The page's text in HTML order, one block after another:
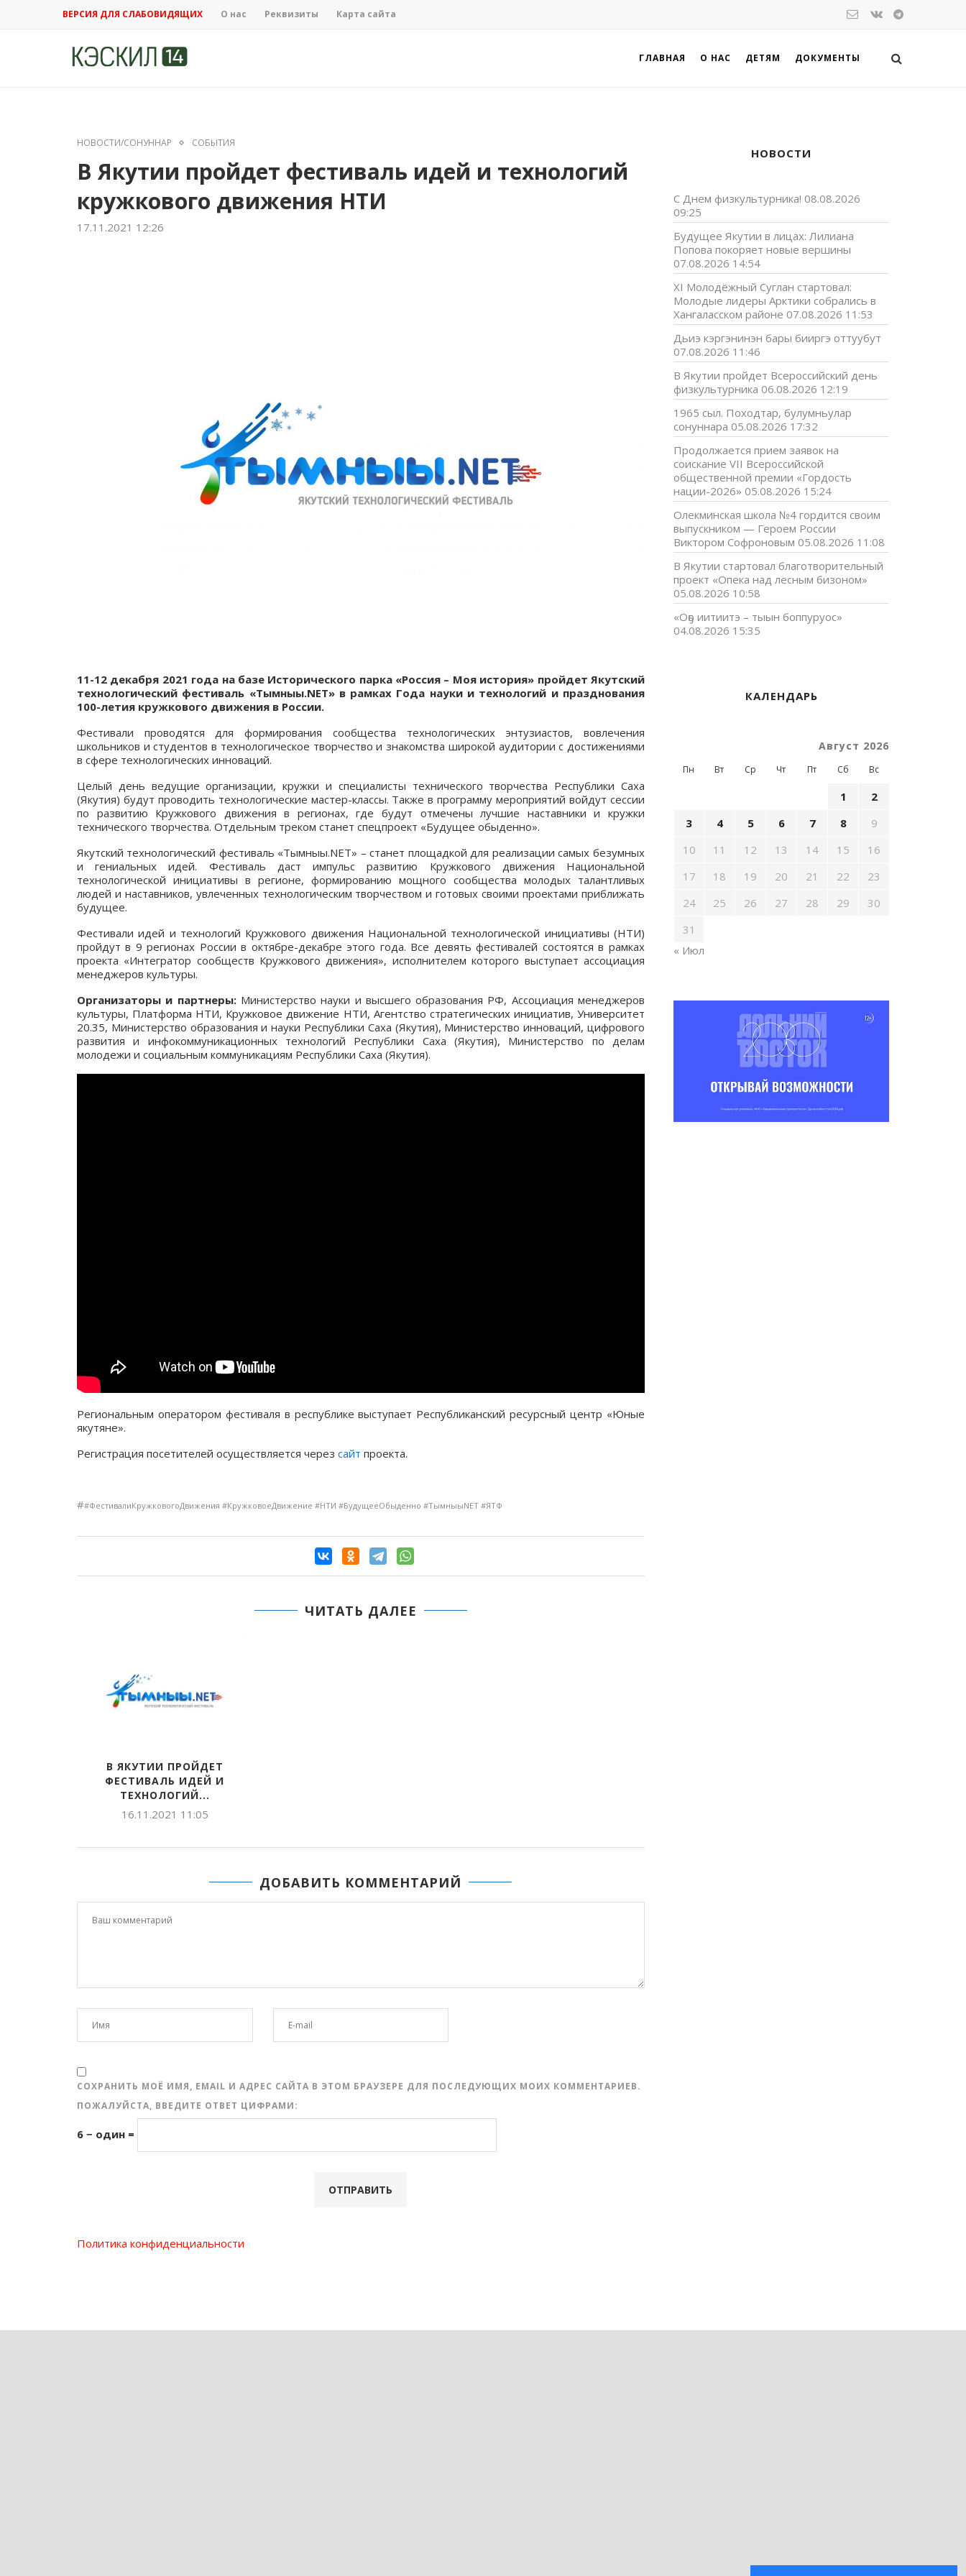
ВЕРСИЯ ДЛЯ СЛАБОВИДЯЩИХ О нас Реквизиты Карта сайта
ГЛАВНАЯ О НАС ДЕТЯМ ДОКУМЕНТЫ
НОВОСТИ/СОНУННАР СОБЫТИЯ
В Якутии пройдет фестиваль идей и технологий
кружкового движения НТИ
17.11.2021 12:26
11-12 декабря 2021 года на базе Исторического парка «Россия – Моя история» пройдет Якутский
технологический фестиваль «Тымныы.NET» в рамках Года науки и технологий и празднования
100-летия кружкового движения в России.
Фестивали проводятся для формирования сообщества технологических энтузиастов, вовлечения
школьников и студентов в технологическое творчество и знакомства широкой аудитории с достижениями
в сфере технологических инноваций.
Целый день ведущие организации, кружки и специалисты технического творчества Республики Саха
(Якутия) будут проводить технологические мастер-классы. Также в программу мероприятий войдут сессии
по развитию Кружкового движения в регионах, где будут отмечены лучшие наставники и кружки
технического творчества. Отдельным треком станет спецпроект «Будущее обыденно».
Якутский технологический фестиваль «Тымныы.NET» – станет площадкой для реализации самых безумных
и гениальных идей. Фестиваль даст импульс развитию Кружкового движения Национальной
технологической инициативы в регионе, формированию мощного сообщества молодых талантливых
людей и наставников, увлеченных технологическим творчеством и готовых своими проектами приближать
будущее.
Фестивали идей и технологий Кружкового движения Национальной технологической инициативы (НТИ)
пройдут в 9 регионах России в октябре-декабре этого года. Все девять фестивалей состоятся в рамках
проекта «Интегратор сообществ Кружкового движения», исполнителем которого выступает ассоциация
менеджеров культуры.
Организаторы и партнеры:Министерство науки и высшего образования РФ, Ассоциация менеджеров
культуры, Платформа НТИ, Кружковое движение НТИ, Агентство стратегических инициатив, Университет
20.35, Министерство образования и науки Республики Саха (Якутия), Министерство инноваций, цифрового
развития и инфокоммуникационных технологий Республики Саха (Якутия), Министерство по делам
молодежи и социальным коммуникациям Республики Саха (Якутия).
Региональным оператором фестиваля в республике выступает Республиканский ресурсный центр «Юные
якутяне».
Регистрация посетителей осуществляется через сайт проекта.
##ФестивалиКружковогоДвижения #КружковоеДвижение #НТИ #БудущееОбыденно #ТымныыNET #ЯТФ
ЧИТАТЬ ДАЛЕЕ
В ЯКУТИИ ПРОЙДЕТ
ФЕСТИВАЛЬ ИДЕЙ И
ТЕХНОЛОГИЙ...
16.11.2021 11:05
ДОБАВИТЬ КОММЕНТАРИЙ
СОХРАНИТЬ МОЁ ИМЯ, EMAIL И АДРЕС САЙТА В ЭТОМ БРАУЗЕРЕ ДЛЯ ПОСЛЕДУЮЩИХ МОИХ КОММЕНТАРИЕВ.
ПОЖАЛУЙСТА, ВВЕДИТЕ ОТВЕТ ЦИФРАМИ:
6 − один =
Политика конфиденциальности
НОВОСТИ
С Днем физкультурника! 08.08.2026
09:25
Будущее Якутии в лицах: Лилиана
Попова покоряет новые вершины
07.08.2026 14:54
XI Молодёжный Суглан стартовал:
Молодые лидеры Арктики собрались в
Хангаласском районе 07.08.2026 11:53
Дьиэ кэргэнинэн бары бииргэ оттуубут
07.08.2026 11:46
В Якутии пройдет Всероссийский день
физкультурника 06.08.2026 12:19
1965 сыл. Походтар, булумньулар
сонуннара 05.08.2026 17:32
Продолжается прием заявок на
соискание VII Всероссийской
общественной премии «Гордость
нации-2026» 05.08.2026 15:24
Олекминская школа №4 гордится своим
выпускником — Героем России
Виктором Софроновым 05.08.2026 11:08
В Якутии стартовал благотворительный
проект «Опека над лесным бизоном»
05.08.2026 10:58
«Оҕо иитиитэ – тыын боппуруос»
04.08.2026 15:35
КАЛЕНДАРЬ
Август 2026
Пн Вт Ср Чт Пт Сб Вс
1
2
3
4 5 6 7 8
9
10
11 12 13 14 15
16
17
18 19 20 21 22
23
24
25 26 27 28 29
30
31
« Июл